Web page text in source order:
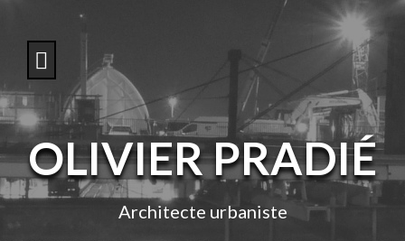
o
c
n
e
OLIVIER PRADIÉ
Architecte urbaniste